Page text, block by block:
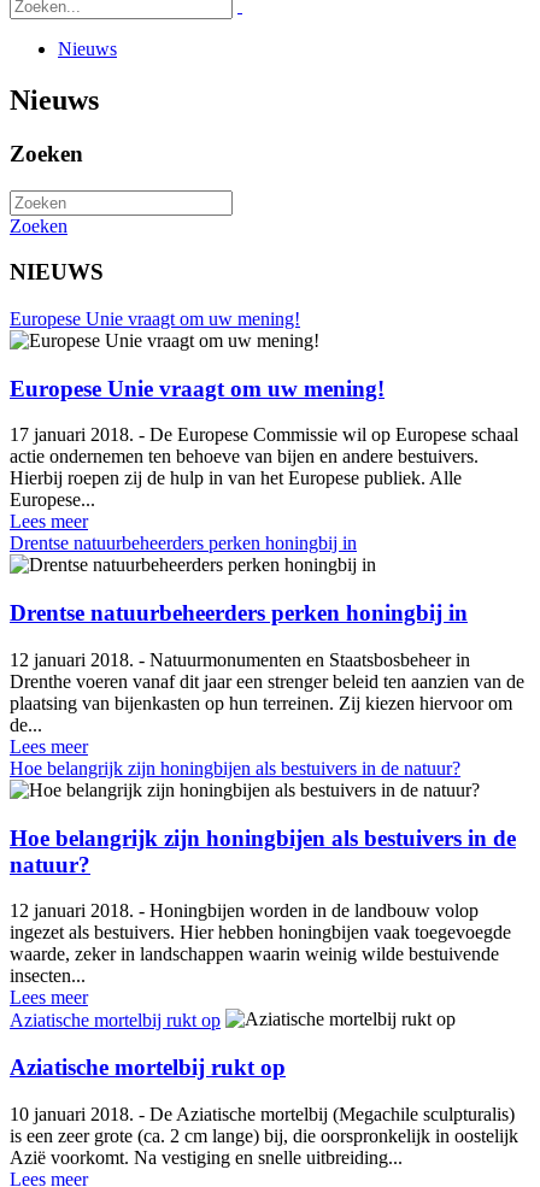
Nieuws
Nieuws
Zoeken
Zoeken
NIEUWS
Europese Unie vraagt om uw mening!
Europese Unie vraagt om uw mening!
17 januari 2018. - De Europese Commissie wil op Europese schaal
actie ondernemen ten behoeve van bijen en andere bestuivers.
Hierbij roepen zij de hulp in van het Europese publiek. Alle
Europese...
Lees meer
Drentse natuurbeheerders perken honingbij in
Drentse natuurbeheerders perken honingbij in
12 januari 2018. - Natuurmonumenten en Staatsbosbeheer in
Drenthe voeren vanaf dit jaar een strenger beleid ten aanzien van de
plaatsing van bijenkasten op hun terreinen. Zij kiezen hiervoor om
de...
Lees meer
Hoe belangrijk zijn honingbijen als bestuivers in de natuur?
Hoe belangrijk zijn honingbijen als bestuivers in de
natuur?
12 januari 2018. - Honingbijen worden in de landbouw volop
ingezet als bestuivers. Hier hebben honingbijen vaak toegevoegde
waarde, zeker in landschappen waarin weinig wilde bestuivende
insecten...
Lees meer
Aziatische mortelbij rukt op
Aziatische mortelbij rukt op
10 januari 2018. - De Aziatische mortelbij (Megachile sculpturalis)
is een zeer grote (ca. 2 cm lange) bij, die oorspronkelijk in oostelijk
Azië voorkomt. Na vestiging en snelle uitbreiding...
Lees meer